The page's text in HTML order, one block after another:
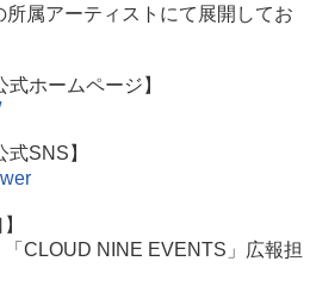
属アーティストにて展開してお
式ホームページ】
式SNS】
CLOUD NINE EVENTS」広報担